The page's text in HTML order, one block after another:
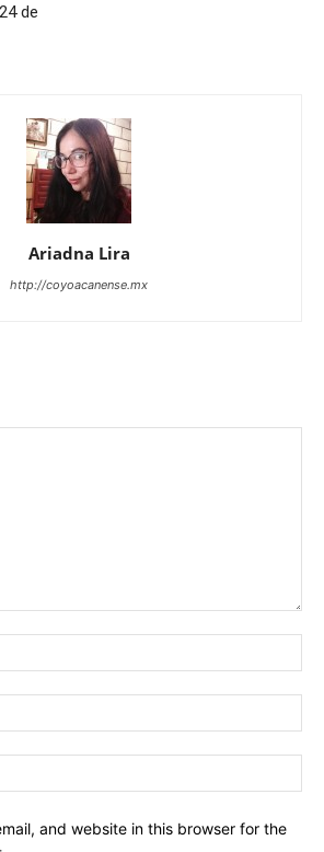
de
Ariadna Lira
http://coyoacanense.mx
and website in this browser for the